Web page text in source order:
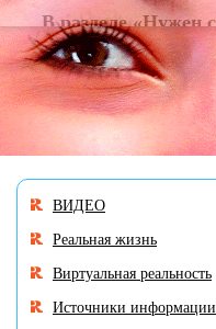
ВИДЕО
Реальная жизнь
Виртуальная реальность
Источники информации